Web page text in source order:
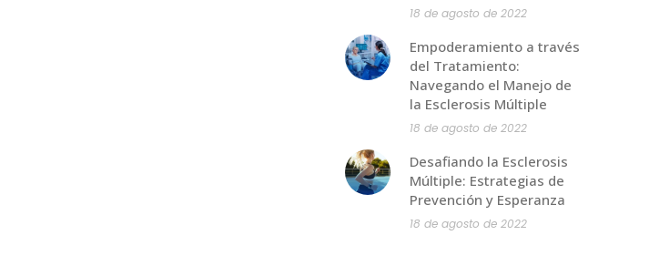
18 de agosto de 2022
Empoderamiento a través
del Tratamiento:
Navegando el Manejo de
la Esclerosis Múltiple
18 de agosto de 2022
Desafiando la Esclerosis
Múltiple: Estrategias de
Prevención y Esperanza
18 de agosto de 2022